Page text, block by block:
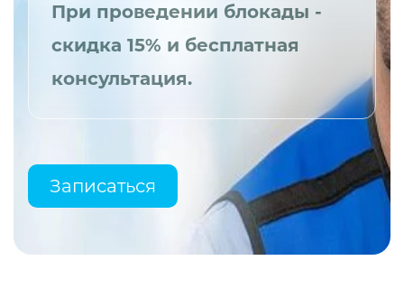
При проведении блокады -
скидка 15% и бесплатная
консультация.
Записаться